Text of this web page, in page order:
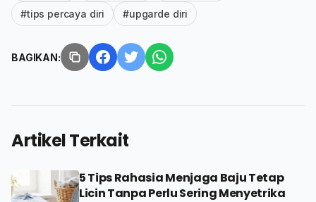
#tips percaya diri #upgarde diri
BAGIKAN:
Artikel Terkait
5 Tips Rahasia Menjaga Baju Tetap
Licin Tanpa Perlu Sering Menyetrika